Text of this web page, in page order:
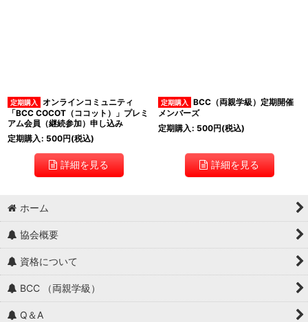
オンラインコミュニティ
「BCC COCOT（ココット）」プレミ
アム会員（継続参加）申し込み
定期購入: 500円(税込)
詳細を見る
BCC（両親学級）定期開催
メンバーズ
定期購入: 500円(税込)
詳細を見る
ホーム
協会概要
資格について
BCC （両親学級）
Q＆A